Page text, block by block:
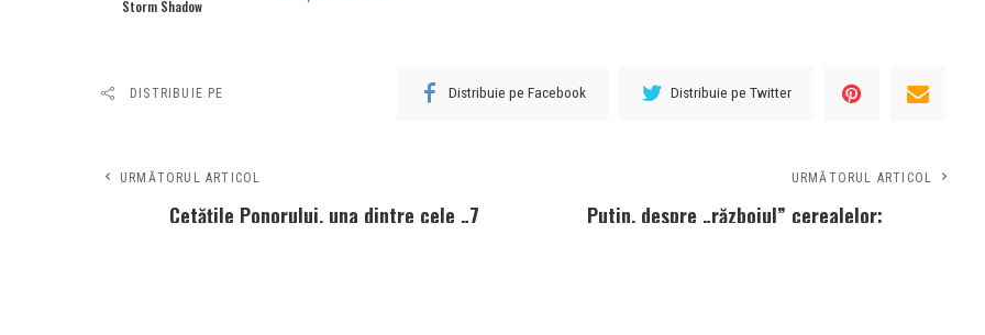
Storm Shadow
DISTRIBUIE PE Distribuie pe Facebook Distribuie pe Twitter
URMĂTORUL ARTICOL
Cetățile Ponorului, una dintre cele „7
URMĂTORUL ARTICOL
Putin, despre „războiul” cerealelor: